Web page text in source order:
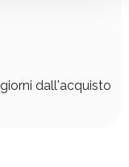
dall'acquisto